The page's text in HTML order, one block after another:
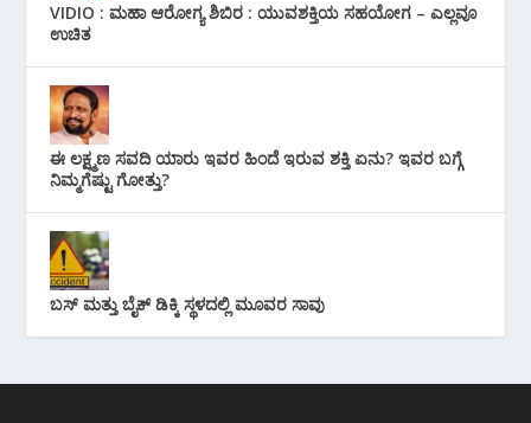
VIDIO : ಮಹಾ ಆರೋಗ್ಯ ಶಿಬಿರ : ಯುವಶಕ್ತಿಯ ಸಹಯೋಗ – ಎಲ್ಲವೂ
ಉಚಿತ
ಈ ಲಕ್ಷ್ಮಣ ಸವದಿ ಯಾರು ಇವರ ಹಿಂದೆ ಇರುವ ಶಕ್ತಿ ಏನು? ಇವರ ಬಗ್ಗೆ
ನಿಮ್ಮಗೆಷ್ಟು ಗೋತ್ತು?
ಬಸ್ ಮತ್ತು ಬೈಕ್ ಡಿಕ್ಕಿ ಸ್ಥಳದಲ್ಲಿ ಮೂವರ ಸಾವು